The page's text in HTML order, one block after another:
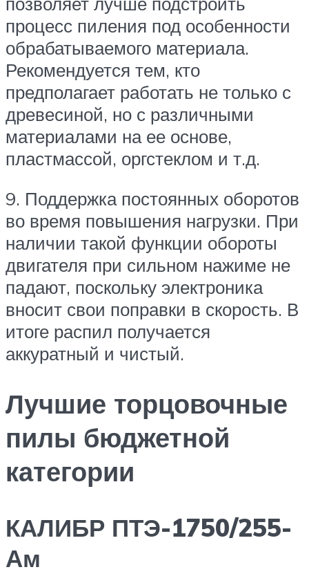
процесс пиления под особенности
обрабатываемого материала.
Рекомендуется тем, кто
предполагает работать не только с
древесиной, но с различными
материалами на ее основе,
пластмассой, оргстеклом и т.д.
9. Поддержка постоянных оборотов
во время повышения нагрузки. При
наличии такой функции обороты
двигателя при сильном нажиме не
падают, поскольку электроника
вносит свои поправки в скорость. В
итоге распил получается
аккуратный и чистый.
Лучшие торцовочные
пилы бюджетной
категории
КАЛИБР ПТЭ-1750/255-
Ам